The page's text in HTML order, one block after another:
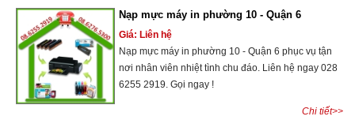
Nạp mực máy in phường 10 - Quận 6
Giá: Liên hệ
Nạp mực máy in phường 10 - Quận 6 phục vụ tận
nơi nhân viên nhiệt tình chu đáo. Liên hệ ngay 028
6255 2919. Gọi ngay !
Chi tiết>>